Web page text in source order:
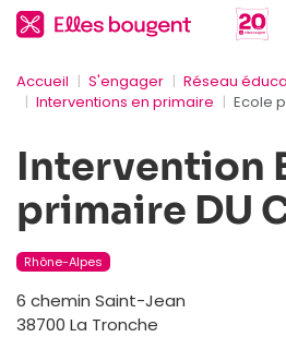
Accueil S'engager
Réseau
Interventions en primaire
Ecole
Intervention
primaire DU
Rhône-Alpes
6 chemin Saint-Jean
38700 La Tronche